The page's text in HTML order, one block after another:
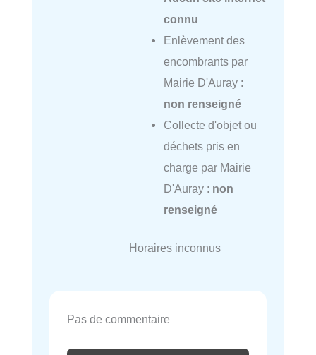
connu
Enlèvement des
encombrants par
Mairie D'Auray :
non renseigné
Collecte d'objet ou
déchets pris en
charge par Mairie
D'Auray : non
renseigné
Horaires inconnus
Pas de commentaire